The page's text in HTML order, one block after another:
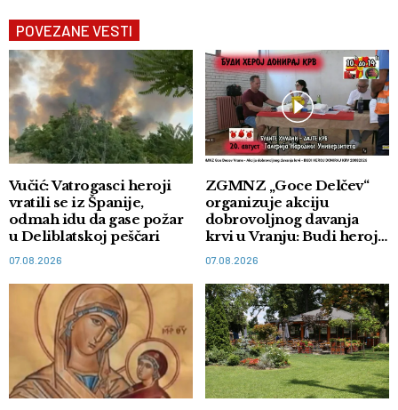
POVEZANE VESTI
Vučić: Vatrogasci heroji
vratili se iz Španije,
odmah idu da gase požar
u Deliblatskoj peščari
07.08.2026
ZGMNZ „Goce Delčev“
organizuje akciju
dobrovoljnog davanja
krvi u Vranju: Budi heroj,
doniraj krv
07.08.2026